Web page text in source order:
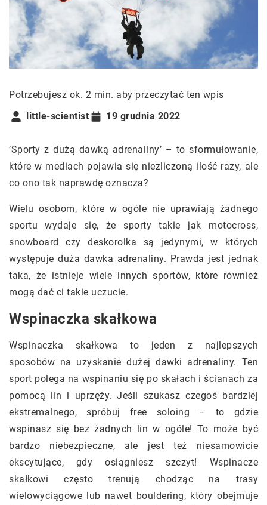
Potrzebujesz ok. 2 min. aby przeczytać ten wpis
little-scientist
19 grudnia 2022
’Sporty z dużą dawką adrenaliny’ – to sformułowanie,
które w mediach pojawia się niezliczoną ilość razy, ale
co ono tak naprawdę oznacza?
Wielu osobom, które w ogóle nie uprawiają żadnego
sportu wydaje się, że sporty takie jak motocross,
snowboard czy deskorolka są jedynymi, w których
występuje duża dawka adrenaliny. Prawda jest jednak
taka, że istnieje wiele innych sportów, które również
mogą dać ci takie uczucie.
Wspinaczka skałkowa
Wspinaczka skałkowa to jeden z najlepszych
sposobów na uzyskanie dużej dawki adrenaliny. Ten
sport polega na wspinaniu się po skałach i ścianach za
pomocą lin i uprzęży. Jeśli szukasz czegoś bardziej
ekstremalnego, spróbuj free soloing – to gdzie
wspinasz się bez żadnych lin w ogóle! To może być
bardzo niebezpieczne, ale jest też niesamowicie
ekscytujące, gdy osiągniesz szczyt! Wspinacze
skałkowi często trenują chodząc na trasy
wielowyciągowe lub nawet bouldering, który obejmuje